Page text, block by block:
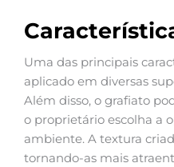
Uma das principais
aplicado em diversas
Além disso, o grafiato
o proprietário escolha a
ambiente. A textura
tornando-as mais